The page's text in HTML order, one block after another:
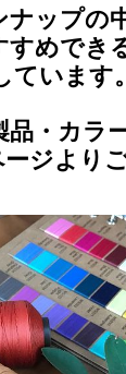
ップの
すめでき
ています。
・カラ
ジより